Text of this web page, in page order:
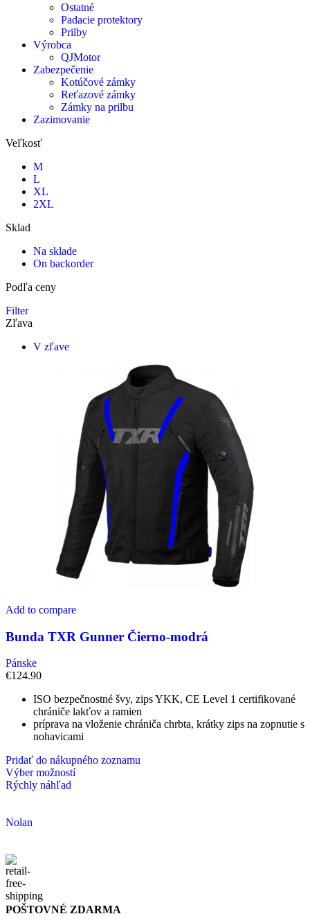
Ostatné
Padacie protektory
Prilby
Výrobca
QJMotor
Zabezpečenie
Kotúčové zámky
Reťazové zámky
Zámky na prilbu
Zazimovanie
Veľkosť
M
L
XL
2XL
Sklad
Na sklade
On backorder
Podľa ceny
Filter
Zľava
V zľave
Add to compare
Bunda TXR Gunner Čierno-modrá
Pánske
€124.90
ISO bezpečnostné švy, zips YKK, CE Level 1 certifikované
chrániče lakťov a ramien
príprava na vloženie chrániča chrbta, krátky zips na zopnutie s
nohavicami
Pridať do nákupného zoznamu
Výber možností
Rýchly náhľad
Nolan
POŠTOVNÉ ZDARMA